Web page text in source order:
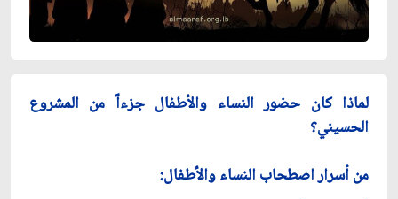
لماذا كان حضور النساء والأطفال جزءاً من المشروع
الحسيني؟
من أسرار اصطحاب النساء والأطفال: